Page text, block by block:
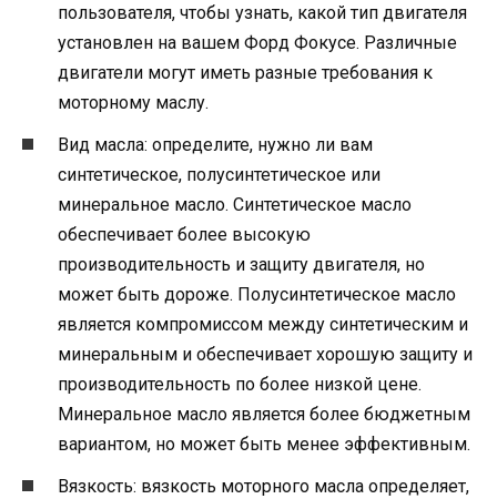
пользователя, чтобы узнать, какой тип двигателя
установлен на вашем Форд Фокусе. Различные
двигатели могут иметь разные требования к
моторному маслу.
Вид масла: определите, нужно ли вам
синтетическое, полусинтетическое или
минеральное масло. Синтетическое масло
обеспечивает более высокую
производительность и защиту двигателя, но
может быть дороже. Полусинтетическое масло
является компромиссом между синтетическим и
минеральным и обеспечивает хорошую защиту и
производительность по более низкой цене.
Минеральное масло является более бюджетным
вариантом, но может быть менее эффективным.
Вязкость: вязкость моторного масла определяет,